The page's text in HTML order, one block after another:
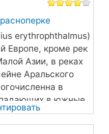
erythrophthalmus)
Европе, кроме рек
Азии, в реках
Аральского
в
в южные